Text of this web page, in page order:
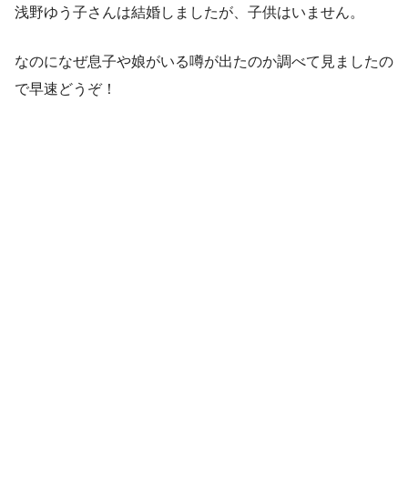
浅野ゆう子さんは結婚しましたが、子供はいません。
なのになぜ息子や娘がいる噂が出たのか調べて見ましたの
で早速どうぞ！